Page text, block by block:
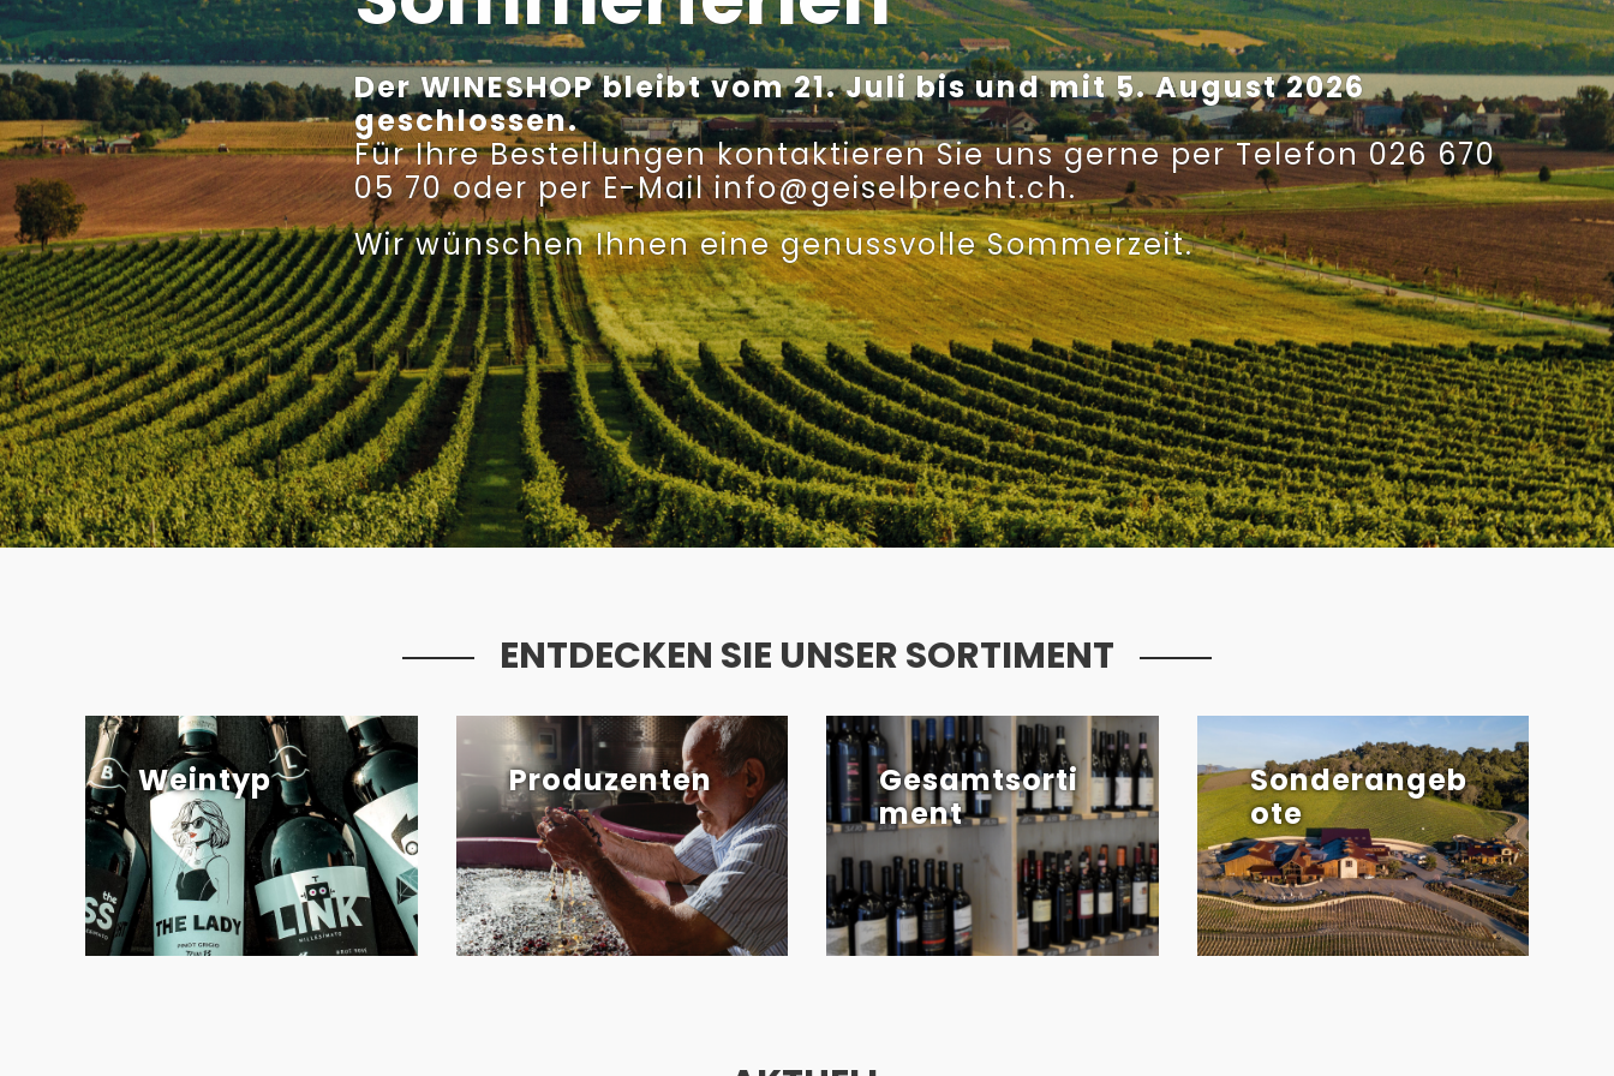
Der WINESHOP bleibt vom 21. Juli bis und mit 5. August 2026
geschlossen.
Für Ihre Bestellungen kontaktieren Sie uns gerne per Telefon 026 670
05 70 oder per E-Mail info@geiselbrecht.ch.
Wir wünschen Ihnen eine genussvolle Sommerzeit.
ENTDECKEN SIE UNSER SORTIMENT
Weintyp Produzenten
Gesamtsorti
ment
Sonderangeb
ote